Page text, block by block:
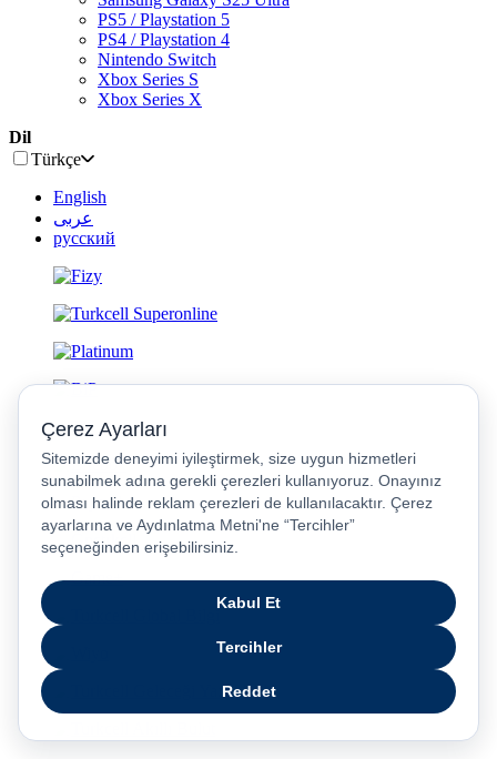
PS5 / Playstation 5
PS4 / Playstation 4
Nintendo Switch
Xbox Series S
Xbox Series X
Dil
Türkçe
English
عربى
русский